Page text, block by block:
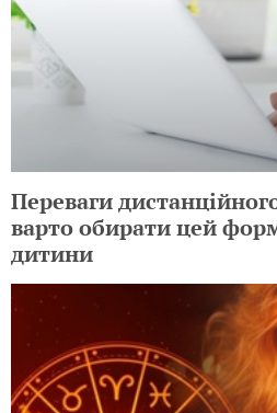
Переваги
варто обирати цей
дитини